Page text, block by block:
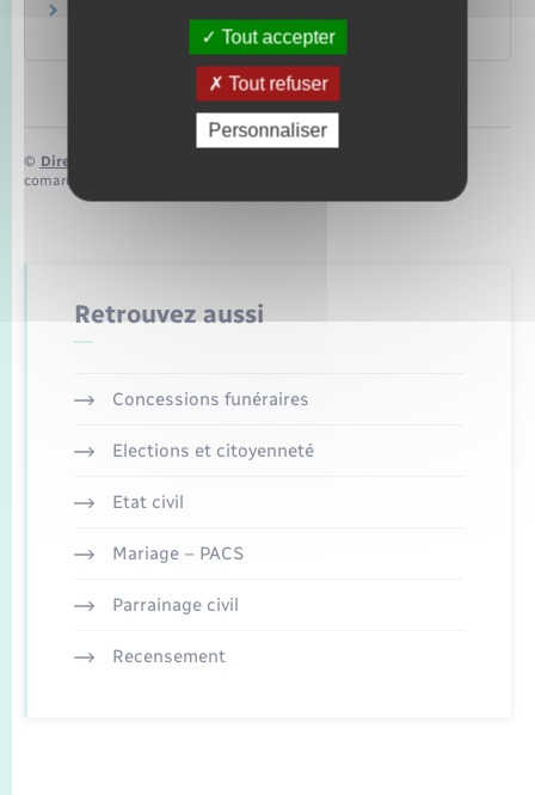
Agence Campus France
© Direction de l’information légale et administrative
comarquage developpé par
Retrouvez aussi
Concessions funéraires
Elections et citoyenneté
Etat civil
Mariage – PACS
Parrainage civil
Recensement
Tout accepter
Tout refuser
Personnaliser